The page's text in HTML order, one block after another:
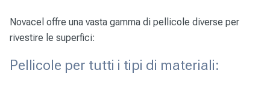
Novacel offre una vasta gamma di pellicole diverse per
rivestire le superfici:
Pellicole per tutti i tipi di materiali: